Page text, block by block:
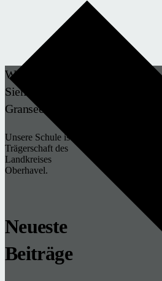
Werner-von-
Siemens-Schule
Gransee
Unsere Schule ist in
Trägerschaft des
Landkreises
Oberhavel.
Neueste
Beiträge